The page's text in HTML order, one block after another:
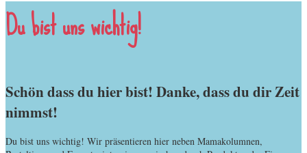
Du bist uns wichtig!
Schön dass du hier bist! Danke, dass du dir Zeit
nimmst!
Du bist uns wichtig! Wir präsentieren hier neben Mamakolumnen,